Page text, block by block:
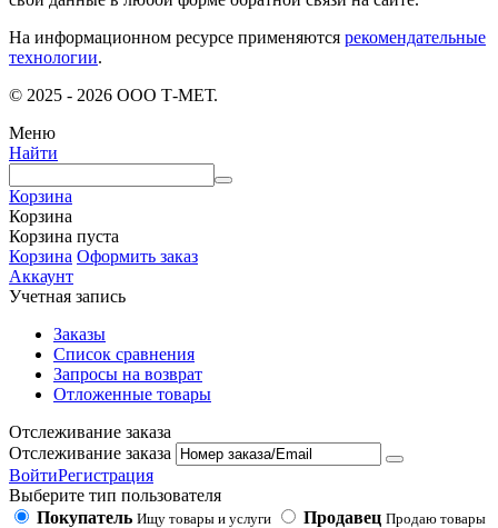
На информационном ресурсе применяются рекомендательные
технологии.
© 2025 - 2026 ООО Т-МЕТ.
Меню
Найти
Корзина
Корзина
Корзина пуста
Корзина Оформить заказ
Аккаунт
Учетная запись
Заказы
Список сравнения
Запросы на возврат
Отложенные товары
Отслеживание заказа
Отслеживание заказа
ВойтиРегистрация
Выберите тип пользователя
Покупатель Ищу товары и услуги Продавец Продаю товары